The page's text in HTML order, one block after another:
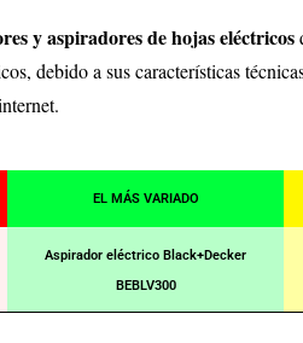
y aspiradores de hojas eléctricos
debido a sus características
EL MÁS VARIADO
Aspirador eléctrico Black+Decker
BEBLV300